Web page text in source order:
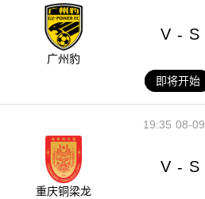
广州豹
V - S
即将开始
08-09
19:35
重庆铜梁龙
V - S